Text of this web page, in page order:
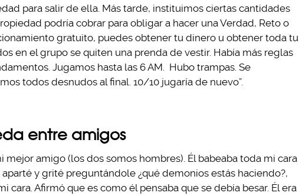
para salir de ella. Más tarde, instituimos ciertas cantidades
podría cobrar para obligar a hacer una Verdad, Reto o
gratuito, puedes obtener tu dinero u obtener toda tu
en el grupo se quiten una prenda de vestir. Había más reglas
Jugamos hasta las 6 AM. Hubo trampas. Se
todos desnudos al final. 10/10 jugaría de nuevo”.
entre amigos
mejor amigo (los dos somos hombres). Él babeaba toda mi cara
y grité preguntándole ¿qué demonios estás haciendo?,
cara. Afirmó que es como él pensaba que se debía besar. Él era